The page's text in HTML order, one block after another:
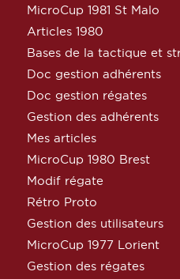
MicroCup 1981 St Malo
Articles 1980
Bases de la tactique et
Doc gestion adhérents
Doc gestion régates
Gestion des adhérents
Mes articles
MicroCup 1980 Brest
Modif régate
Rétro Proto
Gestion des utilisateurs
MicroCup 1977 Lorient
Gestion des régates